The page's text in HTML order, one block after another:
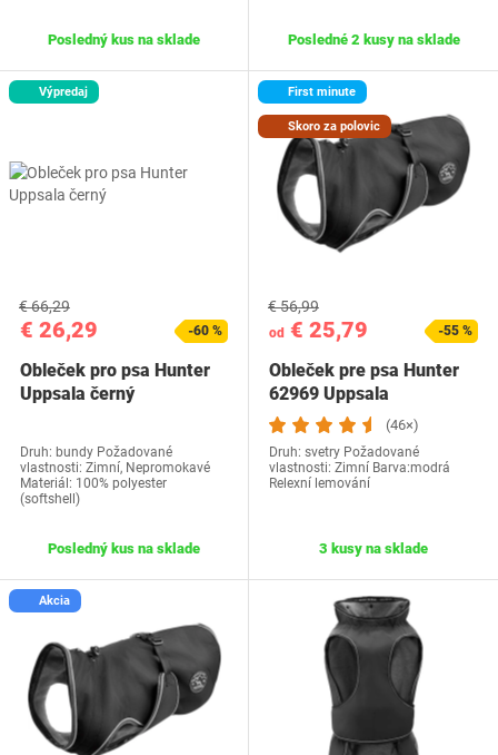
Posledný kus na sklade Posledné 2 kusy na sklade
Výpredaj
€ 26,29
€ 66,29
-60 %
Obleček pro psa Hunter
Uppsala černý
Druh: bundy Požadované
vlastnosti: Zimní, Nepromokavé
Materiál: 100% polyester
(softshell)
Posledný kus na sklade
First minute
Skoro za polovic
od € 25,79
€ 56,99
-55 %
Obleček pre psa Hunter
62969 Uppsala
(46×)
Druh: svetry Požadované
vlastnosti: Zimní Barva:modrá
Relexní lemování
3 kusy na sklade
Akcia